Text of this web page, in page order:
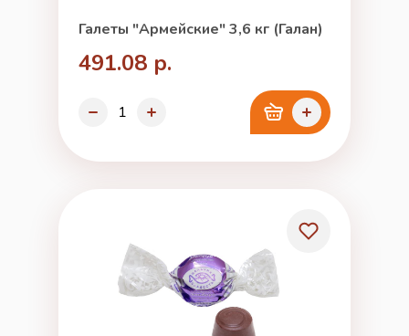
Галеты "Армейские" 3,6 кг (Галан)
491.08 р.